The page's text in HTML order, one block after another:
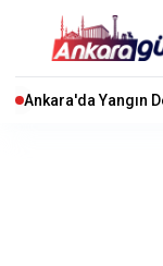
Ankara'da Yangın